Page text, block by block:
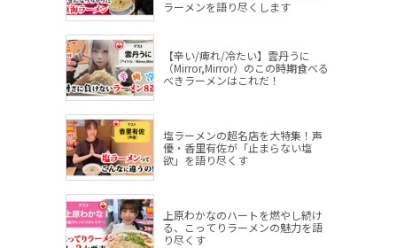
ラーメンを語り尽くします
【辛い/痺れ/冷たい】雲丹うに
（Mirror,Mirror）のこの時期食べる
べきラーメンはこれだ！
塩ラーメンの超名店を大特集！声
優・香里有佐が「止まらない塩
欲」を語り尽くす
上原わかなのハートを燃やし続け
る、こってりラーメンの魅力を語
り尽くす